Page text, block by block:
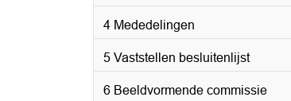
4 Mededelingen
5 Vaststellen besluitenlijst
6 Beeldvormende commissie